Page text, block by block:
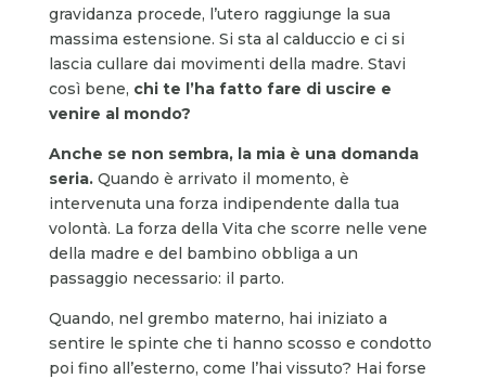
gravidanza procede, l’utero raggiunge la sua
massima estensione. Si sta al calduccio e ci si
lascia cullare dai movimenti della madre. Stavi
così bene, chi te l’ha fatto fare di uscire e
venire al mondo?
Anche se non sembra, la mia è una domanda
seria.Quando è arrivato il momento, è
intervenuta una forza indipendente dalla tua
volontà. La forza della Vita che scorre nelle vene
della madre e del bambino obbliga a un
passaggio necessario: il parto.
Quando, nel grembo materno, hai iniziato a
sentire le spinte che ti hanno scosso e condotto
poi fino all’esterno, come l’hai vissuto? Hai forse